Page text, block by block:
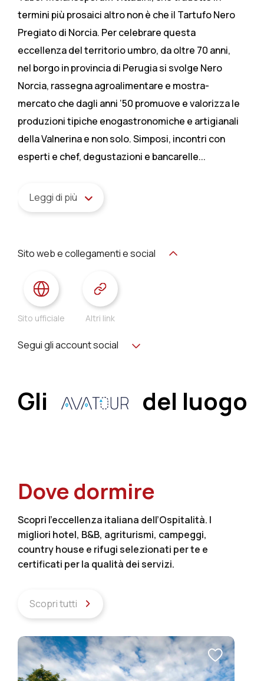
termini più prosaici altro non è che il Tartufo Nero
Pregiato di Norcia. Per celebrare questa
eccellenza del territorio umbro, da oltre 70 anni,
nel borgo in provincia di Perugia si svolge Nero
Norcia, rassegna agroalimentare e mostra-
mercato che dagli anni ‘50 promuove e valorizza le
produzioni tipiche enogastronomiche e artigianali
della Valnerina e non solo. Simposi, incontri con
esperti e chef, degustazioni e bancarelle...
Leggi di più
Gli del luogo
Sito web e collegamenti e social
Sito ufficiale Altri link
Segui gli account social
Dove dormire
Scopri l’eccellenza italiana dell’Ospitalità. I
migliori hotel, B&B, agriturismi, campeggi,
country house e rifugi selezionati per te e
certificati per la qualità dei servizi.
Scopri tutti